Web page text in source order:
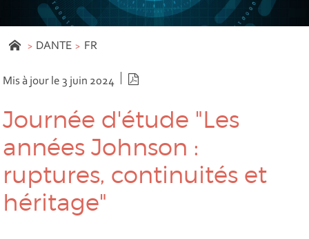
DANTE FR
Mis à jour le 3 juin 2024
Journée d'étude "Les
années Johnson :
ruptures, continuités et
héritage"